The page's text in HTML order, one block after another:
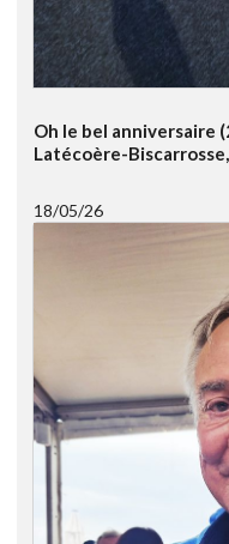
Oh le bel anniversaire
Latécoère-
18/05/26